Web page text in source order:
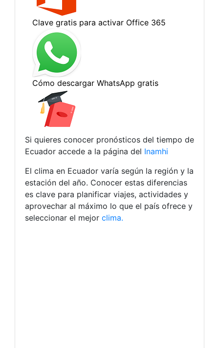
Si quieres conocer pronósticos del tiempo de
Ecuador accede a la página del Inamhi
El clima en Ecuador varía según la región y la
estación del año. Conocer estas diferencias
es clave para planificar viajes, actividades y
aprovechar al máximo lo que el país ofrece y
seleccionar el mejor clima.